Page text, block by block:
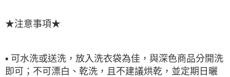
★注意事項★
▪ 可水洗或送洗，放入洗衣袋為佳，與深色商品分開洗
即可；不可漂白、乾洗，且不建議烘乾，並定期日曬